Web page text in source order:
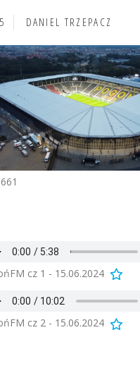
DANIEL TRZEPACZ
cz 1 - 15.06.2024
cz 2 - 15.06.2024